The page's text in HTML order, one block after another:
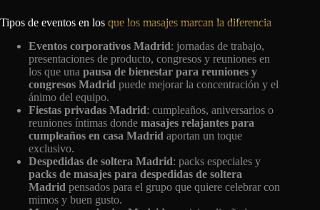
Tipos de eventos en los que los masajes marcan la diferencia
Eventos corporativos Madrid: jornadas de trabajo,
presentaciones de producto, congresos y reuniones en
los que una pausa de bienestar para reuniones y
congresos Madrid puede mejorar la concentración y el
ánimo del equipo.
Fiestas privadas Madrid: cumpleaños, aniversarios o
reuniones íntimas donde masajes relajantes para
cumpleaños en casa Madrid aportan un toque
exclusivo.
Despedidas de soltera Madrid: packs especiales y
packs de masajes para despedidas de soltera
Madrid pensados para el grupo que quiere celebrar con
mimos y buen gusto.